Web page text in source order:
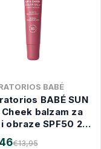
BABÉ
BABÉ SUN
Cheek balzam za
obraze SPF50 20
€13,95